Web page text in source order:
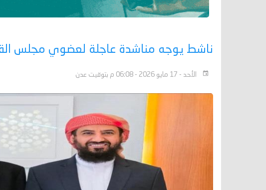
ناشط يوجه مناشدة عاجلة لعضوي مجلس
الأحد - 17 مايو 2026 - 06:08 م بتوقيت عدن